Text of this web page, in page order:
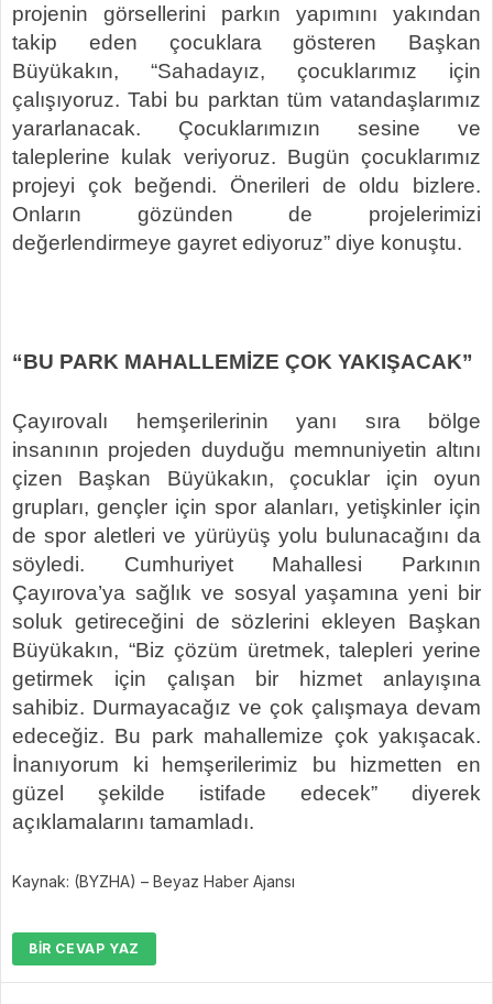
projenin görsellerini parkın yapımını yakından
takip eden çocuklara gösteren Başkan
Büyükakın, “Sahadayız, çocuklarımız için
çalışıyoruz. Tabi bu parktan tüm vatandaşlarımız
yararlanacak. Çocuklarımızın sesine ve
taleplerine kulak veriyoruz. Bugün çocuklarımız
projeyi çok beğendi. Önerileri de oldu bizlere.
Onların gözünden de projelerimizi
değerlendirmeye gayret ediyoruz” diye konuştu.
“BU PARK MAHALLEMİZE ÇOK YAKIŞACAK”
Çayırovalı hemşerilerinin yanı sıra bölge
insanının projeden duyduğu memnuniyetin altını
çizen Başkan Büyükakın, çocuklar için oyun
grupları, gençler için spor alanları, yetişkinler için
de spor aletleri ve yürüyüş yolu bulunacağını da
söyledi. Cumhuriyet Mahallesi Parkının
Çayırova’ya sağlık ve sosyal yaşamına yeni bir
soluk getireceğini de sözlerini ekleyen Başkan
Büyükakın, “Biz çözüm üretmek, talepleri yerine
getirmek için çalışan bir hizmet anlayışına
sahibiz. Durmayacağız ve çok çalışmaya devam
edeceğiz. Bu park mahallemize çok yakışacak.
İnanıyorum ki hemşerilerimiz bu hizmetten en
güzel şekilde istifade edecek” diyerek
açıklamalarını tamamladı.
Kaynak: (BYZHA) – Beyaz Haber Ajansı
BIR CEVAP YAZ